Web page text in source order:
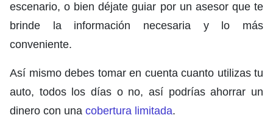
escenario, o bien déjate guiar por un asesor que te
brinde la información necesaria y lo más
conveniente.
Así mismo debes tomar en cuenta cuanto utilizas tu
auto, todos los días o no, así podrías ahorrar un
dinero con una cobertura limitada.